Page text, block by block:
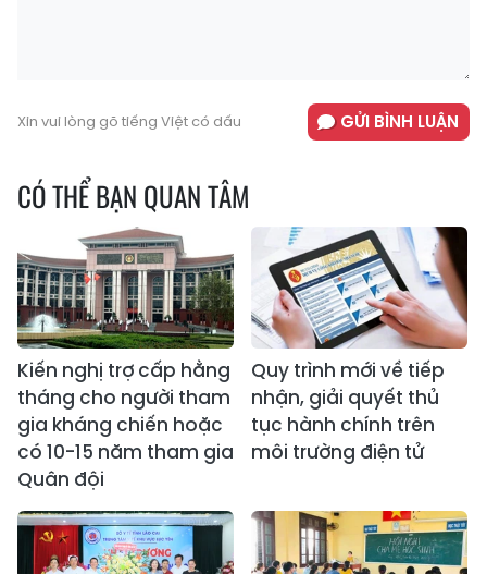
Xin vui lòng gõ tiếng Việt có dấu GỬI BÌNH LUẬN
CÓ THỂ BẠN QUAN TÂM
Kiến nghị trợ cấp hằng
tháng cho người tham
gia kháng chiến hoặc
có 10-15 năm tham gia
Quân đội
Quy trình mới về tiếp
nhận, giải quyết thủ
tục hành chính trên
môi trường điện tử